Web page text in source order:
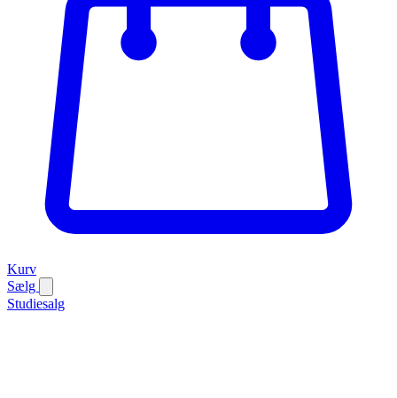
Kurv
Sælg
Studiesalg